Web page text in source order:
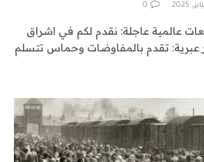
0
العالم 24 متابعات عالمية عاجلة: نقدم لكم في اشراق
“مصادر عبرية: تقدم بالمفاوضات وحماس تتسلم